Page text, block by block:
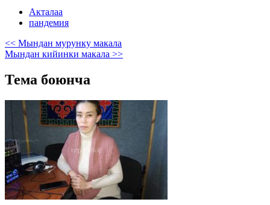
Акталаа
пандемия
<< Мындан мурунку макала
Мындан кийинки макала >>
Тема боюнча